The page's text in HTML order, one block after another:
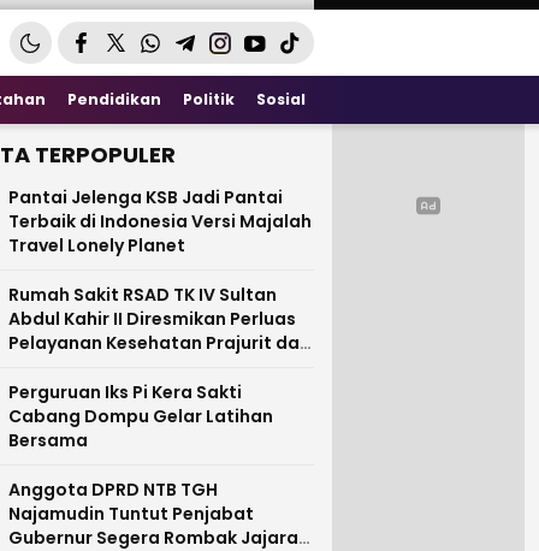
Pendidikan Politik Sosial
TERPOPULER
Pantai Jelenga KSB Jadi Pantai
Terbaik di Indonesia Versi Majalah
Travel Lonely Planet
Rumah Sakit RSAD TK IV Sultan
Abdul Kahir II Diresmikan Perluas
Pelayanan Kesehatan Prajurit dan
Perguruan Iks Pi Kera Sakti
Cabang Dompu Gelar Latihan
Bersama
Anggota DPRD NTB TGH
Najamudin Tuntut Penjabat
Gubernur Segera Rombak Jajaran